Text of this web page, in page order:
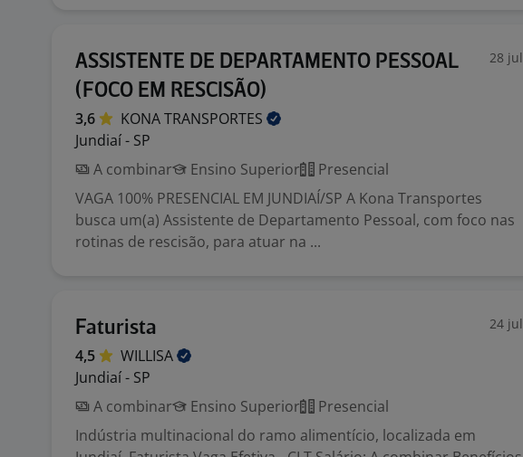
ASSISTENTE DE DEPARTAMENTO PESSOAL
(FOCO EM RESCISÃO)
28 jul
3,6 KONATRANSPORTES
Jundiaí - SP
A combinar
Ensino Superior
Presencial
VAGA 100% PRESENCIAL EM JUNDIAÍ/SP A Kona Transportes
busca um(a) Assistente de Departamento Pessoal, com foco nas
rotinas de rescisão, para atuar na ...
Faturista 24 jul
4,5
WILLISA
Jundiaí - SP
A combinar
Ensino Superior
Presencial
Indústria multinacional do ramo alimentício, localizada em